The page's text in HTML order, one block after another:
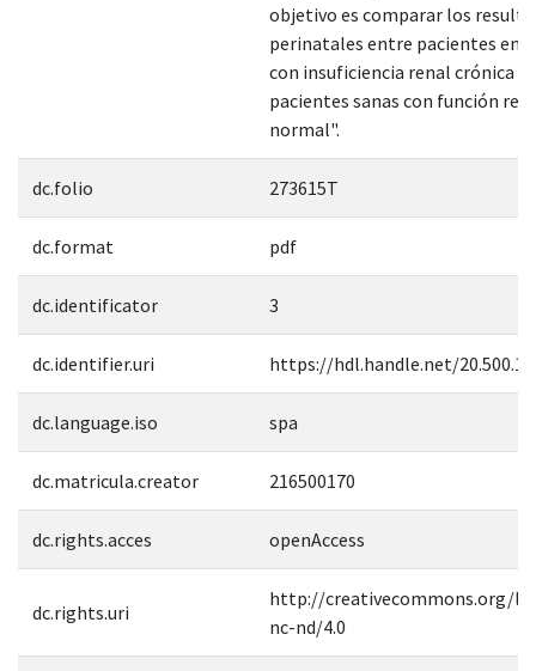
objetivo es comparar los
perinatales entre pacientes
con insuficiencia renal crónica
pacientes sanas con función
normal".
dc.folio 273615T
dc.format pdf
dc.identificator 3
dc.identifier.uri https://hdl.handle.net/
dc.language.iso spa
dc.matricula.creator 216500170
dc.rights.acces openAccess
dc.rights.uri
http://creativecommons.org/
nc-nd/4.0